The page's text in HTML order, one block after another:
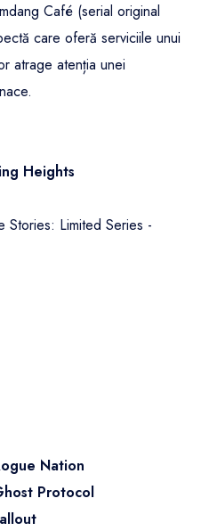
Café (serial original
care oferă serviciile unui
atrage atenția unei
Heights
Stories: Limited Series -
Nation
Protocol